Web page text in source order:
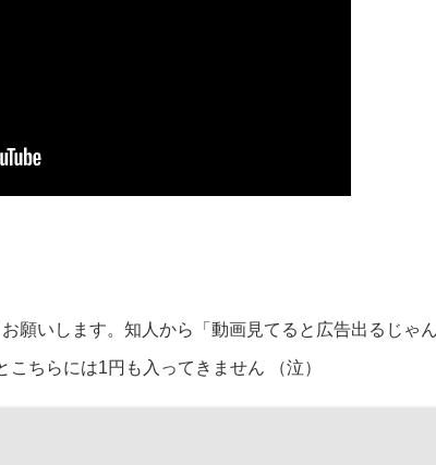
願いします。知人から「動画見てると広告出るじゃ
ちらには1円も入ってきません （泣）